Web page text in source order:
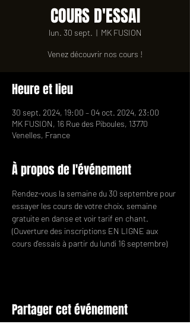
COURS D'ESSAI
lun. 30 sept.
  |
MK FUSION
Venez découvrir nos cours !
Heure et lieu
30 sept. 2024, 19:00 – 04 oct. 2024, 23:00
MK FUSION, 16 Rue des Piboules, 13770
Venelles, France
À propos de l'événement
Rendez-vous la semaine du 30 septembre pour
essayer les cours de votre choix, semaine
gratuite en danse et voir tarif en chant.
(Ouverture des inscriptions EN LIGNE aux
cours d'essais à partir du lundi 16 septembre)
Partager cet événement